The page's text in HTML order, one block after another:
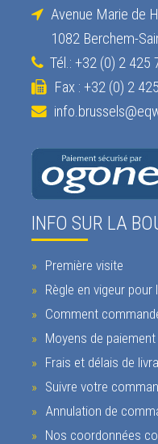
Avenue Marie de
1082 Berchem-
Tél.: +32 (0) 2 425
Fax : +32 (0) 2
INFO SUR LA
Première visite
Règle en vigeur pour
Comment
Moyens de paiement
Frais et délais de
Suivre votre
Annulation de
Nos coordonnées